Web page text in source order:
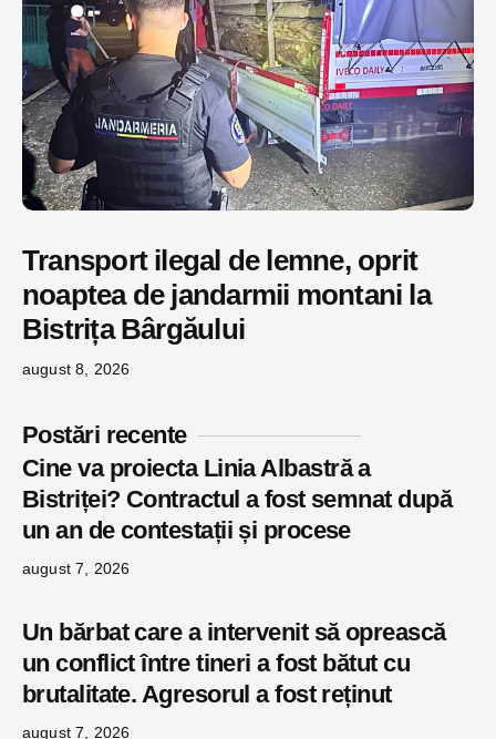
Transport ilegal de lemne, oprit
noaptea de jandarmii montani la
Bistrița Bârgăului
august 8, 2026
Postări recente
Cine va proiecta Linia Albastră a
Bistriței? Contractul a fost semnat după
un an de contestații și procese
august 7, 2026
Un bărbat care a intervenit să oprească
un conflict între tineri a fost bătut cu
brutalitate. Agresorul a fost reținut
august 7, 2026